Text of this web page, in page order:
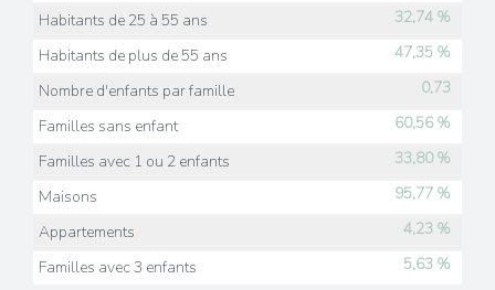
Habitants de 25 à 55 ans
32,74 %
Habitants de plus de 55 ans
47,35 %
Nombre d'enfants par famille
0,73
Familles sans enfant
60,56 %
Familles avec 1 ou 2 enfants
33,80 %
Maisons
95,77 %
Appartements
4,23 %
Familles avec 3 enfants
5,63 %